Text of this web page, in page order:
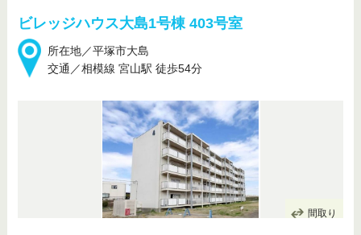
ビレッジハウス大島1号棟 403号室
所在地／平塚市大島
交通／相模線 宮山駅 徒歩54分
間取り